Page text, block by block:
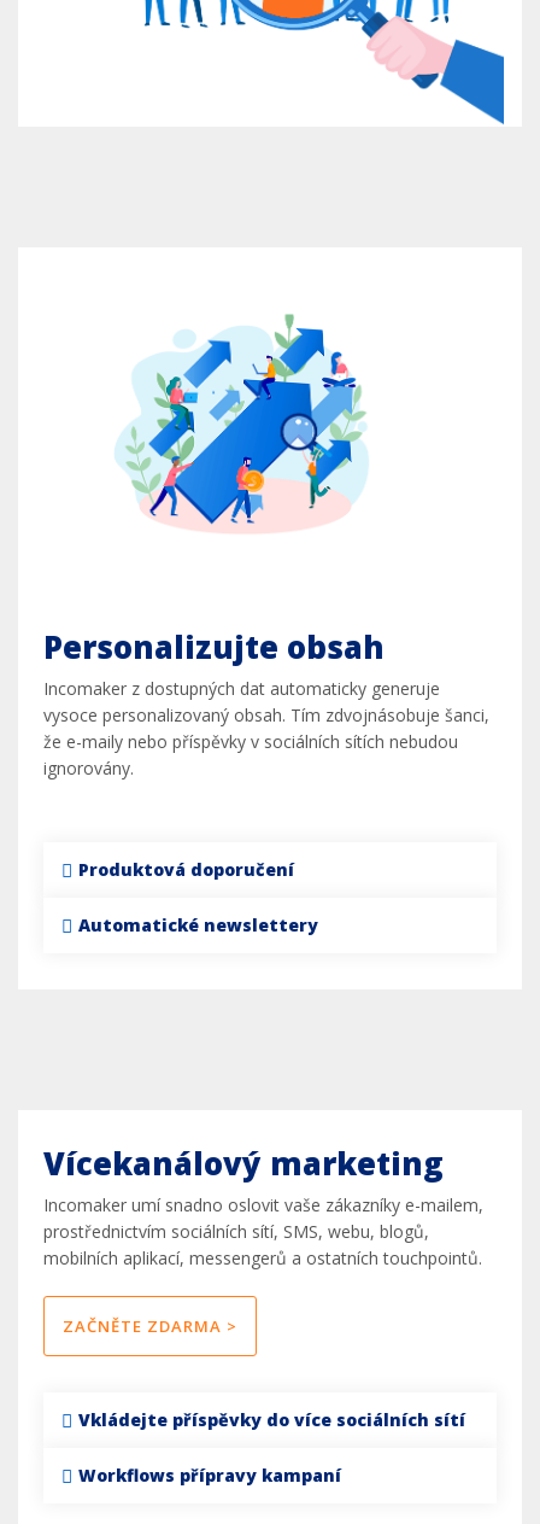
Personalizujte obsah
Incomaker z dostupných dat automaticky generuje
vysoce personalizovaný obsah. Tím zdvojnásobuje šanci,
že e-maily nebo příspěvky v sociálních sítích nebudou
ignorovány.
Produktová doporučení
Automatické newslettery
Vícekanálový marketing
Incomaker umí snadno oslovit vaše zákazníky e-mailem,
prostřednictvím sociálních sítí, SMS, webu, blogů,
mobilních aplikací, messengerů a ostatních touchpointů.
ZAČNĚTE ZDARMA >
Vkládejte příspěvky do více sociálních sítí
Workflows přípravy kampaní